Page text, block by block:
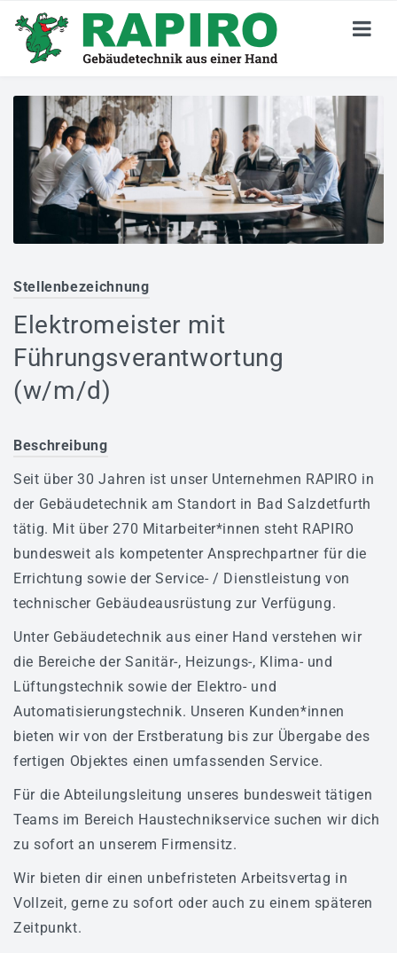
KARRIERE
Stellenangebote
Jetzt Bewerben
Deine Perspektiven
Wir Sind RAPIRO
GEBÄUDETECHNIK
Privatkunden
Fliesenverlegung - Wir Können Auch Fliese!
Heizung - Energiekosten Sparen
Klima & Lüftungstechnik
Elektrotechnik - Wir Stehen Unter Spannung!
Wartung/Inspektion & 24h Notdienst
Gewerbekunden
Sanitärtechnik
Lüftungstechnik
Plasma-Raumluftreiniger
Klimatechnik
Automatisierungstechnik
Haustechnikservice
Wartung
Referenzen
Stellenbezeichnung
Elektromeister mit
Führungsverantwortung
(w/m/d)
Beschreibung
Seit über 30 Jahren ist unser Unternehmen RAPIRO in
der Gebäudetechnik am Standort in Bad Salzdetfurth
tätig. Mit über 270 Mitarbeiter*innen steht RAPIRO
bundesweit als kompetenter Ansprechpartner für die
Errichtung sowie der Service- / Dienstleistung von
technischer Gebäudeausrüstung zur Verfügung.
Unter Gebäudetechnik aus einer Hand verstehen wir
die Bereiche der Sanitär-, Heizungs-, Klima- und
Lüftungstechnik sowie der Elektro- und
Automatisierungstechnik. Unseren Kunden*innen
bieten wir von der Erstberatung bis zur Übergabe des
fertigen Objektes einen umfassenden Service.
Für die Abteilungsleitung unseres bundesweit tätigen
Teams im Bereich Haustechnikservice suchen wir dich
zu sofort an unserem Firmensitz.
Wir bieten dir einen unbefristeten Arbeitsvertag in
Vollzeit, gerne zu sofort oder auch zu einem späteren
Zeitpunkt.